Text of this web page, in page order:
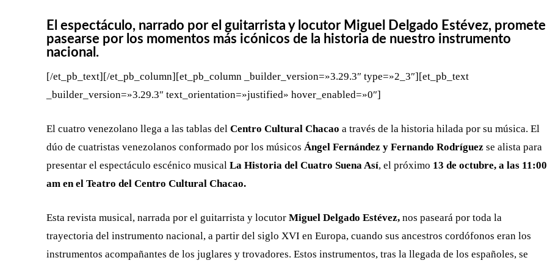
El espectáculo, narrado por el guitarrista y locutor Miguel Delgado Estévez, promete
pasearse por los momentos más icónicos de la historia de nuestro instrumento
nacional.
[/et_pb_text][/et_pb_column][et_pb_column _builder_version=»3.29.3″ type=»2_3″][et_pb_text
_builder_version=»3.29.3″ text_orientation=»justified» hover_enabled=»0″]
El cuatro venezolano llega a las tablas del Centro Cultural Chacao a través de la historia hilada por su música. El
dúo de cuatristas venezolanos conformado por los músicos Ángel Fernández y Fernando Rodríguez se alista para
presentar el espectáculo escénico musical La Historia del Cuatro Suena Así, el próximo 13 de octubre, a las 11:00
am en el Teatro del Centro Cultural Chacao.
Esta revista musical, narrada por el guitarrista y locutor Miguel Delgado Estévez, nos paseará por toda la
trayectoria del instrumento nacional, a partir del siglo XVI en Europa, cuando sus ancestros cordófonos eran los
instrumentos acompañantes de los juglares y trovadores. Estos instrumentos, tras la llegada de los españoles, se